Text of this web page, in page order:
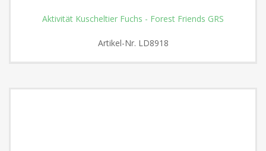
Aktivität Kuscheltier Fuchs - Forest Friends GRS
Artikel-Nr. LD8918